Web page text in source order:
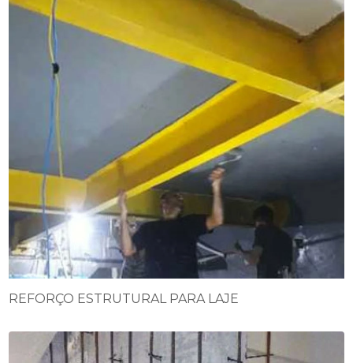
REFORÇO ESTRUTURAL PARA LAJE